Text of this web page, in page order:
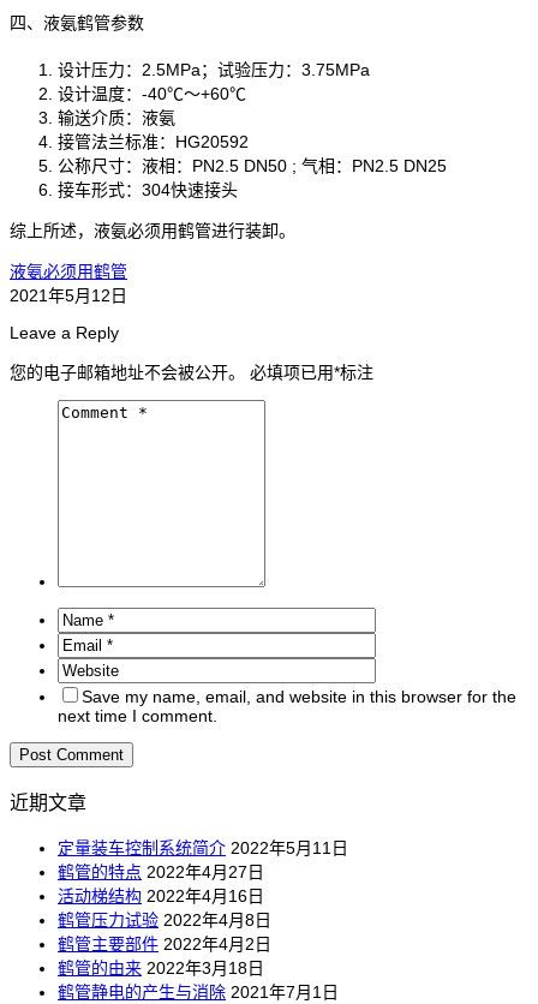
四、液氨鹤管参数
设计压力：2.5MPa；试验压力：3.75MPa
设计温度：-40℃～+60℃
输送介质：液氨
接管法兰标准：HG20592
公称尺寸：液相：PN2.5 DN50 ; 气相：PN2.5 DN25
接车形式：304快速接头
综上所述，液氨必须用鹤管进行装卸。
液氨必须用鹤管
2021年5月12日
Leave a Reply
您的电子邮箱地址不会被公开。 必填项已用*标注
Save my name, email, and website in this browser for the
next time I comment.
近期文章
定量装车控制系统简介 2022年5月11日
鹤管的特点 2022年4月27日
活动梯结构 2022年4月16日
鹤管压力试验 2022年4月8日
鹤管主要部件 2022年4月2日
鹤管的由来 2022年3月18日
鹤管静电的产生与消除 2021年7月1日